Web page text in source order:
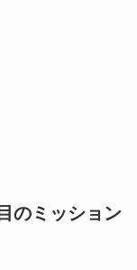
のミッション